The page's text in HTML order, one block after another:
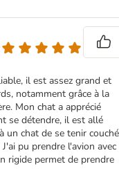
il est assez grand et
notamment grâce à la
Mon chat a apprécié
se détendre, il est allé
un chat de se tenir couché
pu prendre l'avion avec
rigide permet de prendre